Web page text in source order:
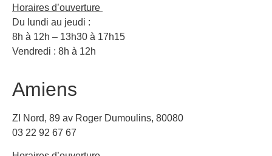
Horaires d’ouverture
Du lundi au jeudi :
8h à 12h – 13h30 à 17h15
Vendredi : 8h à 12h
Amiens
ZI Nord, 89 av Roger Dumoulins, 80080
03 22 92 67 67